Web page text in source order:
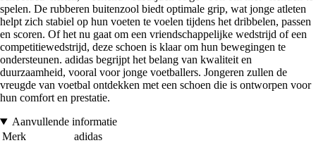
spelen. De rubberen buitenzool biedt optimale grip, wat jonge atleten
helpt zich stabiel op hun voeten te voelen tijdens het dribbelen, passen
en scoren. Of het nu gaat om een vriendschappelijke wedstrijd of een
competitiewedstrijd, deze schoen is klaar om hun bewegingen te
ondersteunen. adidas begrijpt het belang van kwaliteit en
duurzaamheid, vooral voor jonge voetballers. Jongeren zullen de
vreugde van voetbal ontdekken met een schoen die is ontworpen voor
hun comfort en prestatie.
Aanvullende informatie
Merk
adidas